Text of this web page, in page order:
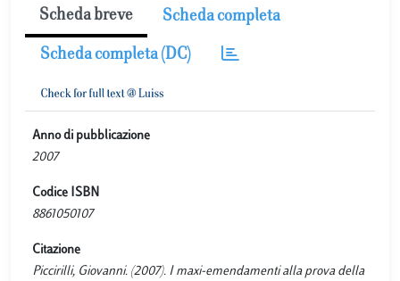
Scheda breve Scheda completa
Scheda completa (DC)
Anno di pubblicazione
2007
Codice ISBN
8861050107
Citazione
Piccirilli, Giovanni. (2007). I maxi-emendamenti alla prova della